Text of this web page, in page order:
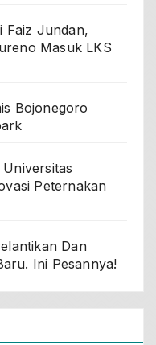
Faiz Jundan,
Masuk LKS
Bojonegoro
Peternakan
Dan
Ini Pesannya!